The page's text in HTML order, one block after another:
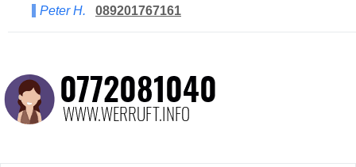
Peter H.
089201767161